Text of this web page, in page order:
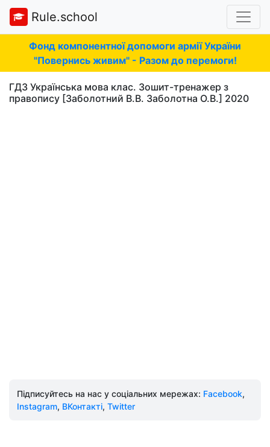
Rule.school
Фонд компонентної допомоги армії України
"Повернись живим" - Разом до перемоги!
ГДЗ Українська мова клас. Зошит-тренажер з
правопису [Заболотний В.В. Заболотна О.В.] 2020
Підписуйтесь на нас у соціальних мережах: Facebook,
Instagram, ВКонтакті, Twitter